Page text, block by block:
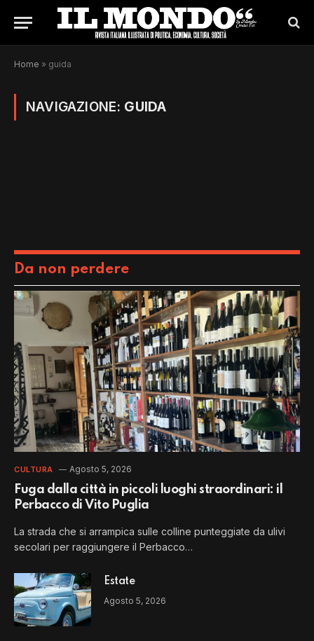
Home » guida
NAVIGAZIONE: GUIDA
Da non perdere
CULTURA Agosto 5, 2026
Fuga dalla città in piccoli luoghi straordinari: il
Perbacco di Vito Puglia
La strada che si arrampica sulle colline punteggiate da ulivi
secolari per raggiungere il Perbacco…
Estate
Agosto 5, 2026